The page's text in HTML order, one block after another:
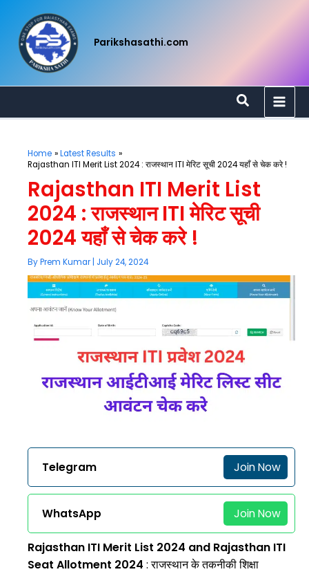
content
Parikshasathi.com
Search
Home
Latest Results
Rajasthan ITI Merit List 2024 : राजस्थान ITI मेरिट सूची 2024 यहाँ से चेक करे !
Rajasthan ITI Merit List
2024 : राजस्थान ITI मेरिट सूची
2024 यहाँ से चेक करे !
ByPrem Kumar July 24, 2024
Telegram Join Now
WhatsApp Join Now
Rajasthan ITI Merit List 2024 and Rajasthan ITI
Seat Allotment 2024 : राजस्थान के तकनीकी शिक्षा